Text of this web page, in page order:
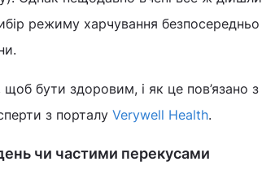
режиму харчування безпосередньо
щоб бути здоровим, і як це пов’язано з
з порталу Verywell Health.
чи частими перекусами